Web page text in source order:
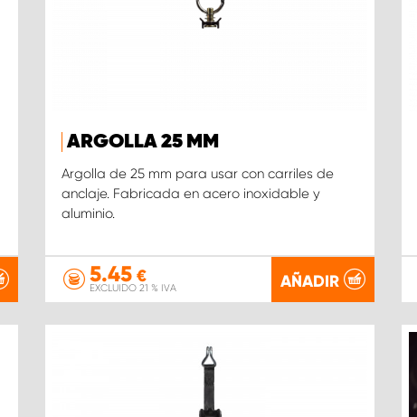
ARGOLLA 25 MM
Argolla de 25 mm para usar con carriles de
anclaje. Fabricada en acero inoxidable y
aluminio.
5.45€
EXCLUIDO 21 % IVA AÑADIR